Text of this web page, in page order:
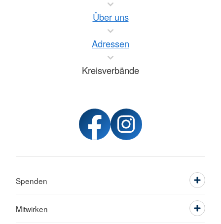
Über uns
Adressen
Kreisverbände
Spenden
Mitwirken